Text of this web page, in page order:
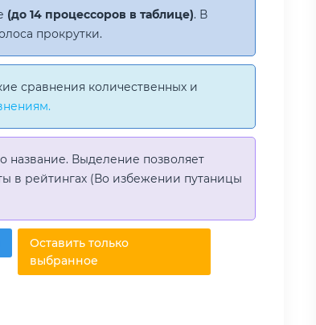
(до 14 процессоров в таблице). В
прокрутки.
сравнения количественных и
название. Выделение позволяет
в рейтингах (Во избежении путаницы
Оставить только
выбранное